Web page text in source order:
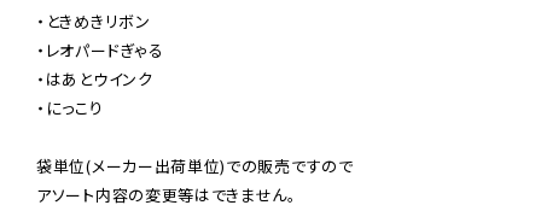
・ときめきリボン
・レオパードぎゃる
・はあとウインク
・にっこり
袋単位(メーカー出荷単位)での販売ですので
アソート内容の変更等はできません。